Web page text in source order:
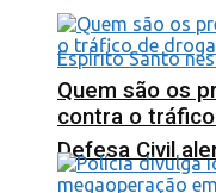
Defesa Civil
Quem são os
contra o tráfico